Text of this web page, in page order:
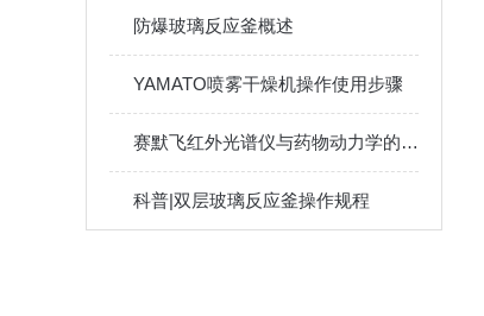
防爆玻璃反应釜概述
YAMATO喷雾干燥机操作使用步骤
赛默飞红外光谱仪与药物动力学的研究
科普|双层玻璃反应釜操作规程